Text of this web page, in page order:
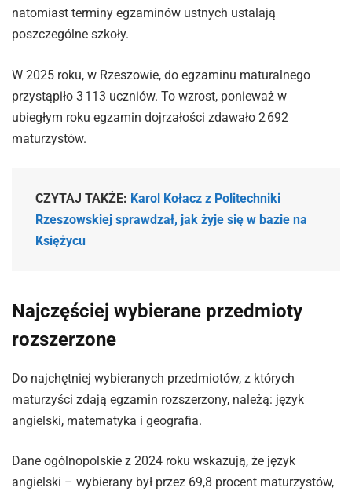
natomiast terminy egzaminów ustnych ustalają
poszczególne szkoły.
W 2025 roku, w Rzeszowie, do egzaminu maturalnego
przystąpiło 3 113 uczniów. To wzrost, ponieważ w
ubiegłym roku egzamin dojrzałości zdawało 2 692
maturzystów.
CZYTAJ TAKŻE: Karol Kołacz z Politechniki
Rzeszowskiej sprawdzał, jak żyje się w bazie na
Księżycu
Najczęściej wybierane przedmioty
rozszerzone
Do najchętniej wybieranych przedmiotów, z których
maturzyści zdają egzamin rozszerzony, należą: język
angielski, matematyka i geografia.
Dane ogólnopolskie z 2024 roku wskazują, że język
angielski – wybierany był przez 69,8 procent maturzystów,